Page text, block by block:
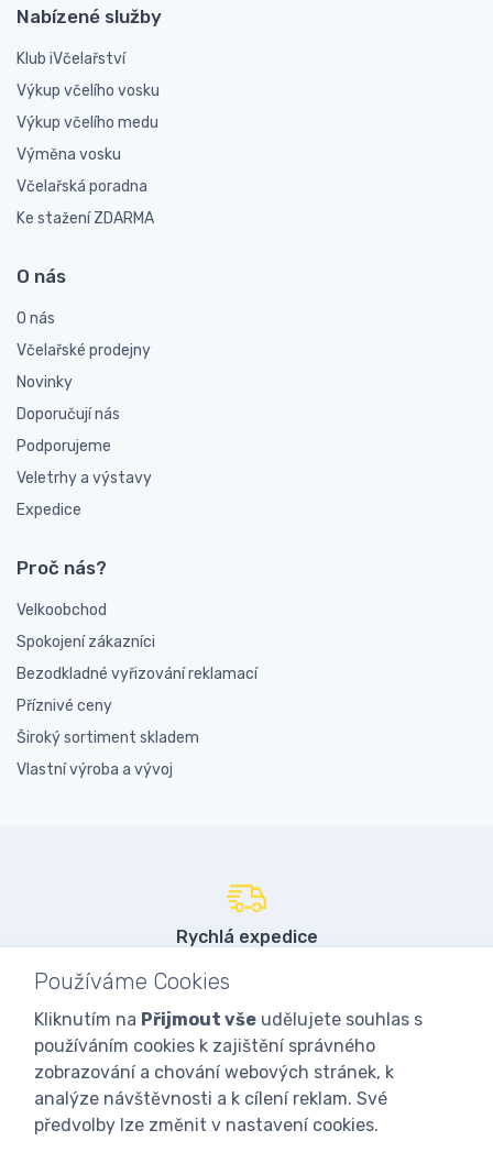
Nabízené služby
Klub iVčelařství
Výkup včelího vosku
Výkup včelího medu
Výměna vosku
Včelařská poradna
Ke stažení ZDARMA
O nás
O nás
Včelařské prodejny
Novinky
Doporučují nás
Podporujeme
Veletrhy a výstavy
Expedice
Proč nás?
Velkoobchod
Spokojení zákazníci
Bezodkladné vyřizování reklamací
Příznivé ceny
Široký sortiment skladem
Vlastní výroba a vývoj
Rychlá expedice
Vlastní sklady
přes 3000 položek skladem
Používáme Cookies
Kliknutím na Přijmout vše udělujete souhlas s
používáním cookies k zajištění správného
zobrazování a chování webových stránek, k
analýze návštěvnosti a k cílení reklam. Své
předvolby lze změnit v nastavení cookies.